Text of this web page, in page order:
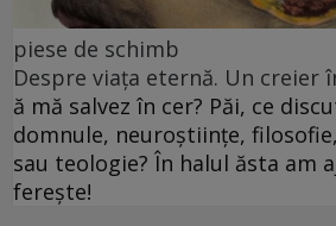
piese de schimb
Despre viața eternă. Un creier
ă mă salvez în cer? Păi, ce
domnule, neuroștiințe,
sau teologie? În halul ăsta am
ferește!